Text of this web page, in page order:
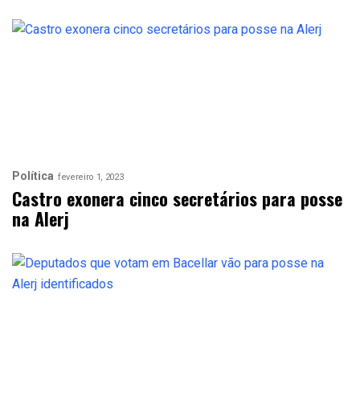
Política fevereiro 1, 2023
Castro exonera cinco secretários para posse
na Alerj